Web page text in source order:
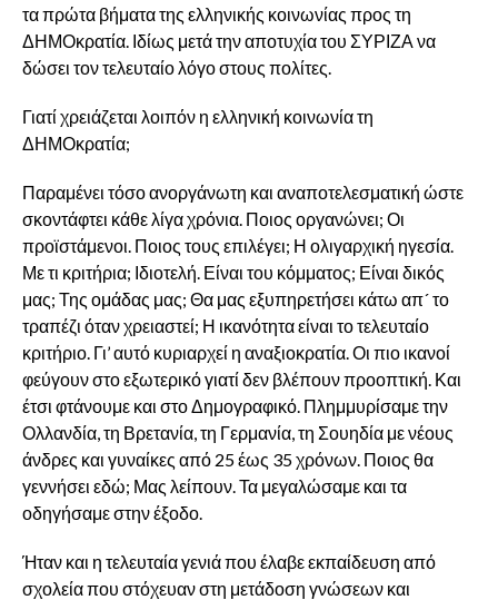
τα πρώτα βήματα της ελληνικής κοινωνίας προς τη
ΔΗΜΟκρατία. Ιδίως μετά την αποτυχία του ΣΥΡΙΖΑ να
δώσει τον τελευταίο λόγο στους πολίτες.
Γιατί χρειάζεται λοιπόν η ελληνική κοινωνία τη
ΔΗΜΟκρατία;
Παραμένει τόσο ανοργάνωτη και αναποτελεσματική ώστε
σκοντάφτει κάθε λίγα χρόνια. Ποιος οργανώνει; Οι
προϊστάμενοι. Ποιος τους επιλέγει; Η ολιγαρχική ηγεσία.
Με τι κριτήρια; Ιδιοτελή. Είναι του κόμματος; Είναι δικός
μας; Της ομάδας μας; Θα μας εξυπηρετήσει κάτω απ´ το
τραπέζι όταν χρειαστεί; Η ικανότητα είναι το τελευταίο
κριτήριο. Γι’ αυτό κυριαρχεί η αναξιοκρατία. Οι πιο ικανοί
φεύγουν στο εξωτερικό γιατί δεν βλέπουν προοπτική. Και
έτσι φτάνουμε και στο Δημογραφικό. Πλημμυρίσαμε την
Ολλανδία, τη Βρετανία, τη Γερμανία, τη Σουηδία με νέους
άνδρες και γυναίκες από 25 έως 35 χρόνων. Ποιος θα
γεννήσει εδώ; Μας λείπουν. Τα μεγαλώσαμε και τα
οδηγήσαμε στην έξοδο.
Ήταν και η τελευταία γενιά που έλαβε εκπαίδευση από
σχολεία που στόχευαν στη μετάδοση γνώσεων και